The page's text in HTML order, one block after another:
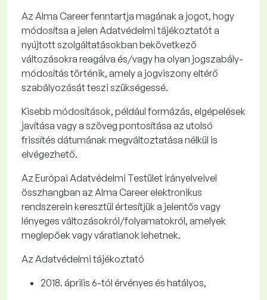
Az Alma Careerfenntartja magának a jogot, hogy
módosítsa a jelen Adatvédelmi tájékoztatót a
nyújtott szolgáltatásokban bekövetkező
változásokra reagálva és/vagy ha olyan jogszabály-
módosítás történik, amely a jogviszony eltérő
szabályozását teszi szükségessé.
Kisebb módosítások, például formázás, elgépelések
javítása vagy a szöveg pontosítása az utolsó
frissítés dátumának megváltoztatása nélkül is
elvégezhető.
Az Európai Adatvédelmi Testület irányelveivel
összhangban az Alma Careerelektronikus
rendszerein keresztül értesítjük a jelentős vagy
lényeges változásokról/folyamatokról, amelyek
meglepőek vagy váratlanok lehetnek.
Az Adatvédelmi tájékoztató
2018. április 6-tól érvényes és hatályos,